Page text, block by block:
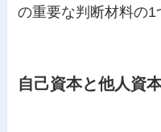
の重要な判断材料の1
自己資本と他人資